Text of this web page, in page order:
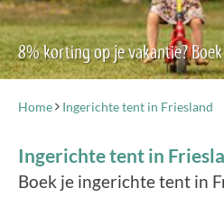
8% korting op je vakantie?
Home Ingerichte tent in Friesland
Ingerichte tent in
Boek je ingerichte tent in